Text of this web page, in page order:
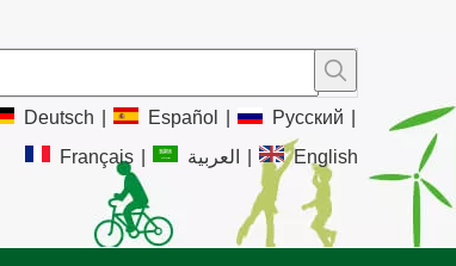
Deutsch Español Pусский
Français
العربية English